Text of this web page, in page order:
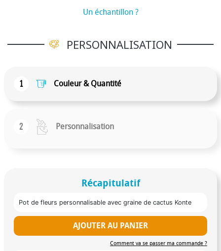
Un échantillon ?
PERSONNALISATION
1 Couleur & Quantité
2 Personnalisation
Récapitulatif
Pot de fleurs personnalisable avec graine de cactus Konte
AJOUTER AU PANIER
Comment va se passer ma commande ?